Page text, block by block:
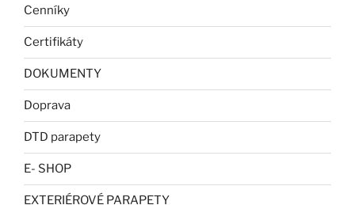
Cenníky
Certifikáty
DOKUMENTY
Doprava
DTD parapety
E- SHOP
EXTERIÉROVÉ PARAPETY